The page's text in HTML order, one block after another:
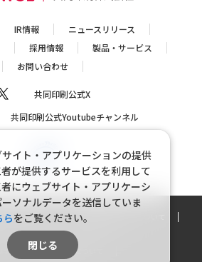
IR情報
ニュースリリース
採用情報
製品・サービス
お問い合わせ
共同印刷公式X
共同印刷公式Youtubeチャンネル
情報保護方針
個人情報の取り扱いについて
ソーシャルメディアポリシー
ナルデータの外部送信について
イト・アプリケーションの提供
が提供するサービスを利用して
にウェブサイト・アプリケーシ
ソナルデータを送信していま
らをご覧ください。
閉じる